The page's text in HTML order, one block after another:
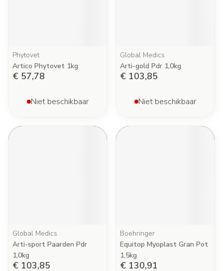
Phytovet
Artico Phytovet 1kg
€ 57,78
Niet beschikbaar
Global Medics
Arti-gold Pdr 1,0kg
€ 103,85
Niet beschikbaar
Global Medics
Arti-sport Paarden Pdr
1,0kg
€ 103,85
Boehringer
Equitop Myoplast Gran Pot
1,5kg
€ 130,91